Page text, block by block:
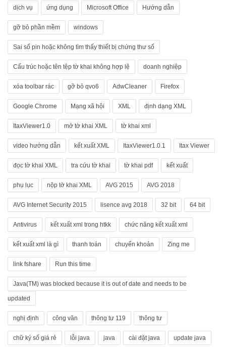
dịch vụ ứng dụng Microsoft Office Hướng dẫn
gỡ bỏ phần mềm windows
Sai số pin hoặc không tìm thấy thiết bị chứng thư số
Cấu trúc hoặc tên tệp tờ khai không hợp lệ doanh nghiệp
xóa toolbar rác gỡ bỏ qvo6 AdwCleaner Firefox
Google Chrome Mạng xã hội XML định dạng XML
ItaxViewer1.0 mở tờ khai XML tờ khai xml
video hướng dẫn kết xuất XML ItaxViewer1.0.1 Itax Viewer
đọc tờ khai XML tra cứu tờ khai tờ khai pdf kết xuất
phụ lục nộp tờ khai XML AVG 2015 AVG 2018
AVG Internet Security 2015 lisence avg 2018 32 bit 64 bit
Antivirus kết xuất xml trong htkk chức năng kết xuất xml
kết xuất xml là gì thanh toán chuyển khoản Zing me
link fshare Run this time
Java(TM) was blocked because it is out of date and needs to be
updated
nghị định công văn thông tư 119 thông tư
chữ ký số giá rẻ lỗi java java cài đặt java update java